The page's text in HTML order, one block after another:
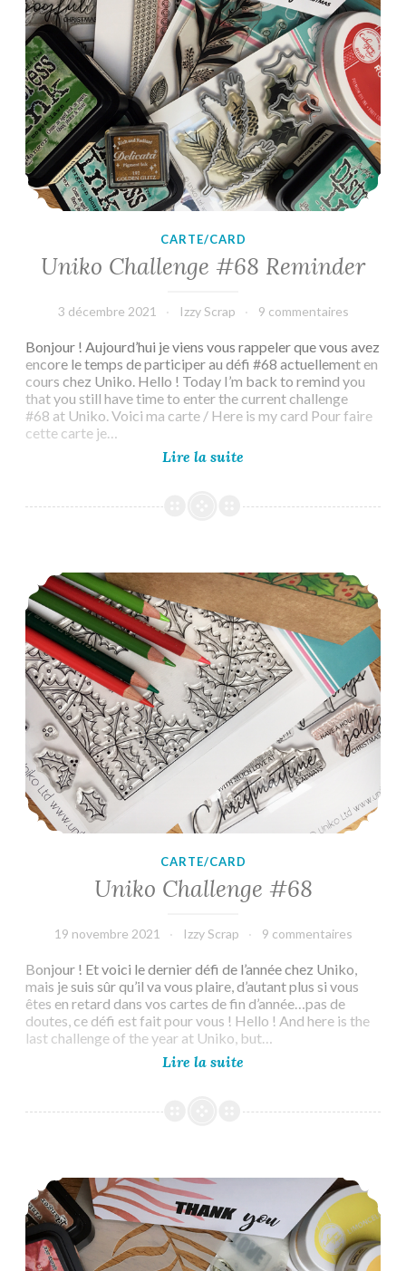
CARTE/CARD
Uniko Challenge #68 Reminder
3 décembre 2021 Izzy Scrap 9 commentaires
Bonjour ! Aujourd’hui je viens vous rappeler que vous avez
encore le temps de participer au défi #68 actuellement en
cours chez Uniko. Hello ! Today I’m back to remind you
that you still have time to enter the current challenge
#68 at Uniko. Voici ma carte / Here is my card Pour faire
cette carte je…
Lire la suite
Reminder
Uniko Challenge #68
CARTE/CARD
Uniko Challenge #68
19 novembre 2021 Izzy Scrap 9 commentaires
Bonjour ! Et voici le dernier défi de l’année chez Uniko,
mais je suis sûr qu’il va vous plaire, d’autant plus si vous
êtes en retard dans vos cartes de fin d’année…pas de
doutes, ce défi est fait pour vous ! Hello ! And here is the
last challenge of the year at Uniko, but…
Lire la suite
Uniko Challenge #67 Reminder